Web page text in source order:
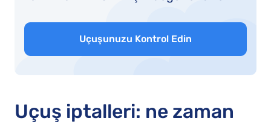
Uçuşunuzu Kontrol Edin
Uçuş iptalleri: ne zaman